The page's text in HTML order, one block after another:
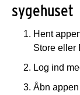
sygehuset
Hent
Store eller
Log ind
Åbn